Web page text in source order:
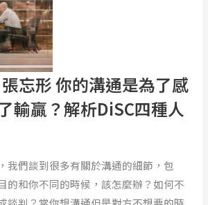
忘形 你的溝通是為了感
輸贏？解析DiSC四種人
我們談到很多有關於溝通的細節，包
的和你不同的時候，該怎麼辦？如何不